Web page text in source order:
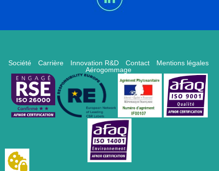
Société Carrière Innovation R&D Contact
Mentions légales
Aérogommage